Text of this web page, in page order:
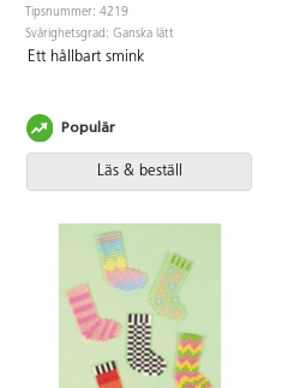
Tipsnummer: 4219
Svårighetsgrad: Ganska lätt
Ett hållbart smink
Läs & beställ
Populär